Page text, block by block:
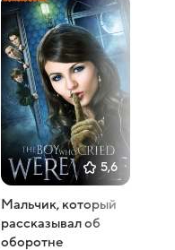
5,6
Мальчик, который
рассказывал об
оборотне